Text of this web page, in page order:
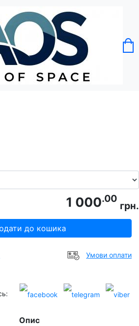
Ave, Bowling!
1 000.00
грн.
до кошика
Умови оплати
Опис